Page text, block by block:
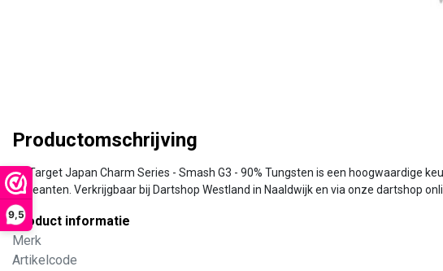
9,5
Productomschrijving
De Target Japan Charm Series - Smash G3 - 90% Tungsten is een hoogwaardige
recreanten. Verkrijgbaar bij Dartshop Westland in Naaldwijk en via onze dartshop
Product informatie
Merk
Artikelcode